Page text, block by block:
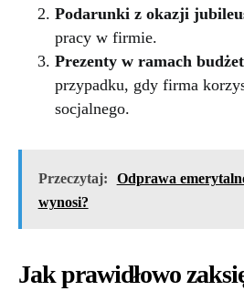
Podarunki z okazji
pracy w firmie.
Prezenty w ramach
przypadku, gdy firma
socjalnego.
Przeczytaj:
Odprawa
wynosi?
Jak prawidłowo